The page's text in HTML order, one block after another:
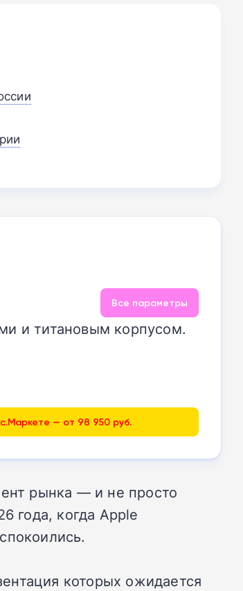
Все параметры
и титановым корпусом.
— от 98 950 руб.
рынка — и не просто
года, когда Apple
которых ожидается